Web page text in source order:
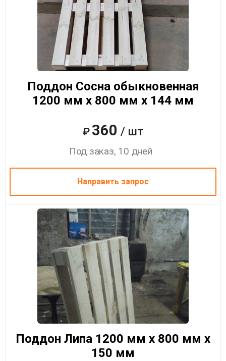
Поддон Сосна обыкновенная
1200 мм x 800 мм x 144 мм
₽ 360 / шт
Под заказ, 10 дней
Направить запрос
Поддон Липа 1200 мм x 800 мм x
150 мм